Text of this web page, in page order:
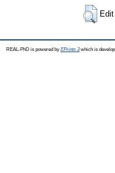
REAL-PhD is powered by EPrints 3which is